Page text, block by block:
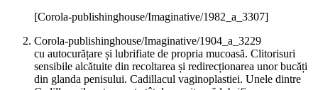
[Corola-publishinghouse/Imaginative/1982_a_3307]
Corola-publishinghouse/Imaginative/1904_a_3229
cu autocurățare și lubrifiate de propria mucoasă. Clitorisuri
sensibile alcătuite din recoltarea și redirecționarea unor bucăți
din glanda penisului. Cadillacul vaginoplastiei. Unele dintre